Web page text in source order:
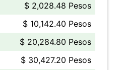
$ 2,028.48 Pesos
$ 10,142.40 Pesos
$ 20,284.80 Pesos
$ 30,427.20 Pesos